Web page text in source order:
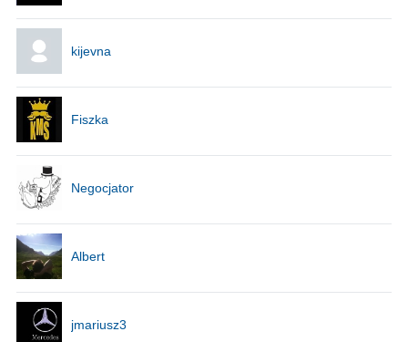
kijevna
Fiszka
Negocjator
Albert
jmariusz3